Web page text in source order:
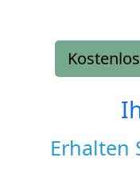
Erhalten